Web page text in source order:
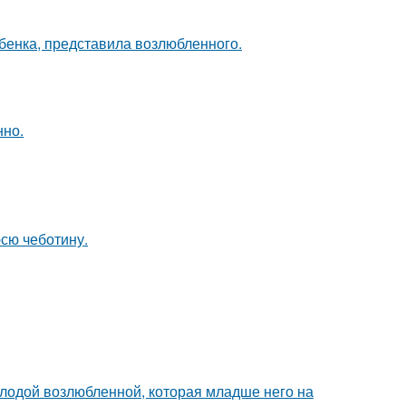
представила возлюбленного.
чеботину.
возлюбленной, которая младше него на